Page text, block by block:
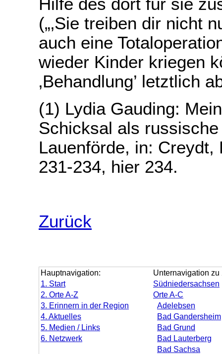
Hilfe des dort für sie
(„‚Sie treiben dir nicht
auch eine
wieder Kinder kriegen
‚Behandlung’ letztlich
(1) Lydia Gauding:
Schicksal als
Lauenförde, in:
231-234, hier 234.
Zurück
Hauptnavigation:
Unternavigation zu
1. Start
Südniedersachsen
2. Orte A-Z
Orte A-C
3. Erinnern in der Region
Adelebsen
4. Aktuelles
Bad Gandersheim
5. Medien / Links
Bad Grund
6. Netzwerk
Bad Lauterberg
Bad Sachsa